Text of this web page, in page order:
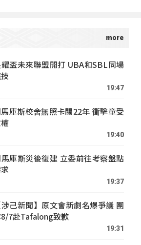
盃未來聯盟開打 UBA和SBL同場
19:47
庫斯校舍無照卡關22年 衝擊童受
19:40
庫斯災後復建 立委前往考察盤點
19:37
涉己新聞】原文會新劇名爆爭議 團
7赴Tafalong致歉
19:31